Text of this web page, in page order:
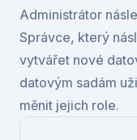
Administrátor
Správce, který
vytvářet nové
datovým sadám
měnit jejich role.